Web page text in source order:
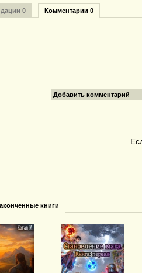
0 Комментарии 0
Добавить комментарий
книги